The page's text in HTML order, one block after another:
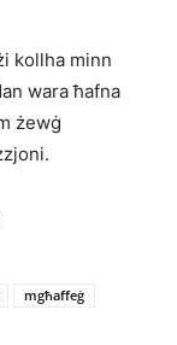
kollha minn
wara ħafna
żewġ
mgħaffeġ